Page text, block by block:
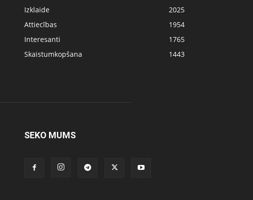
Izklaide
2025
Attiecības
1954
Interesanti
1765
Skaistumkopšana
1443
SEKO MUMS